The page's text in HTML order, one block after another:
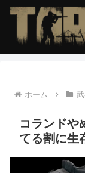
ホーム
コランドや
てる割に生